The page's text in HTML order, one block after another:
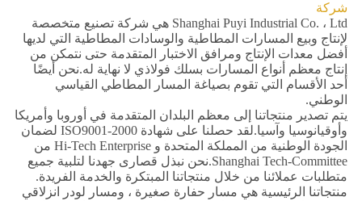
شركة
Shanghai Puyi Industrial Co. ، Ltd هي شركة تصنيع متخصصة
لإنتاج وبيع المسارات المطاطية والوسادات المطاطية التي لديها
أفضل معدات الإنتاج ومرافق الاختبار المتقدمة حتى نتمكن من
إنتاج معظم أنواع المسارات بسلك فولاذي لا نهاية له.نحن أيضًا
أحد الأقسام التي تقوم بصياغة المسار المطاطي القياسي
الوطني.
يتم تصدير منتجاتنا إلى معظم البلدان المتقدمة في أوروبا وأمريكا
وأوقيانوسيا وآسيا.لقد حصلنا على شهادة ISO9001-2000 لضمان
الجودة الوطنية من المملكة المتحدة و Hi-Tech Enterprise من
Shanghai Tech-Committee.نحن نبذل قصارى جهدنا لتلبية جميع
متطلبات عملائنا من خلال منتجاتنا المبتكرة والخدمة الفريدة.
منتجاتنا الرئيسية هي مسار حفارة صغيرة ، ومسار لودر انزلاقي